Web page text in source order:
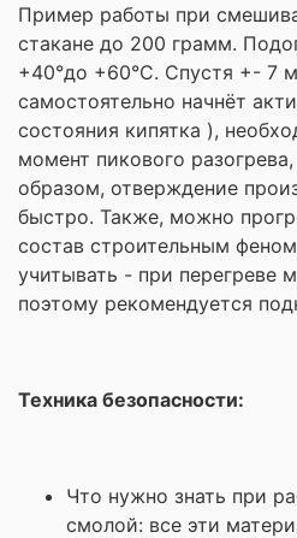
Пример работы при
стакане до 200 грамм.
+40°до +60°С. Спустя +- 7
самостоятельно начнёт
состояния кипятка ),
момент пикового
образом, отверждение
быстро. Также, можно
состав строительным
учитывать - при перегреве
поэтому рекомендуется
Техника безопасности:
Что нужно знать при
смолой: все эти